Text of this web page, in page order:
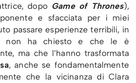
dopo Game of Thrones),
e sfacciata per i miei
passare esperienze terribili, in
non ha chiesto e che le è
ma che l’hanno trasformata
, anche se fondamentalmente
che la vicinanza di Clara